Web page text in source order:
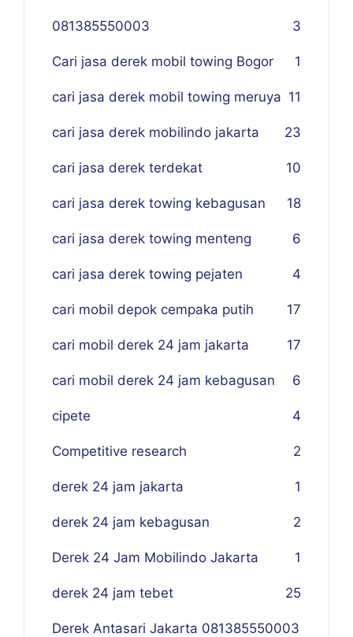
081385550003 3
Cari jasa derek mobil towing Bogor 1
cari jasa derek mobil towing meruya 11
cari jasa derek mobilindo jakarta 23
cari jasa derek terdekat 10
cari jasa derek towing kebagusan 18
cari jasa derek towing menteng 6
cari jasa derek towing pejaten 4
cari mobil depok cempaka putih 17
cari mobil derek 24 jam jakarta 17
cari mobil derek 24 jam kebagusan 6
cipete 4
Competitive research 2
derek 24 jam jakarta 1
derek 24 jam kebagusan 2
Derek 24 Jam Mobilindo Jakarta 1
derek 24 jam tebet 25
Derek Antasari Jakarta 081385550003